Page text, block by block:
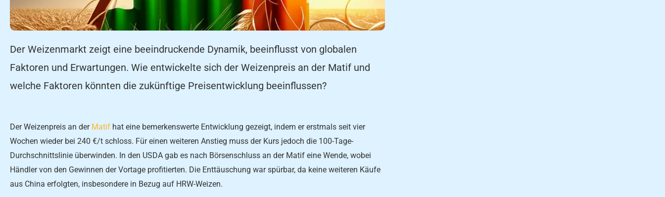
Der Weizenmarkt zeigt eine beeindruckende Dynamik, beeinflusst von globalen
Faktoren und Erwartungen. Wie entwickelte sich der Weizenpreis an der Matif und
welche Faktoren könnten die zukünftige Preisentwicklung beeinflussen?
Der Weizenpreis an der Matif hat eine bemerkenswerte Entwicklung gezeigt, indem er erstmals seit vier
Wochen wieder bei 240 €/t schloss. Für einen weiteren Anstieg muss der Kurs jedoch die 100-Tage-
Durchschnittslinie überwinden. In den USDA gab es nach Börsenschluss an der Matif eine Wende, wobei
Händler von den Gewinnen der Vortage profitierten. Die Enttäuschung war spürbar, da keine weiteren Käufe
aus China erfolgten, insbesondere in Bezug auf HRW-Weizen.